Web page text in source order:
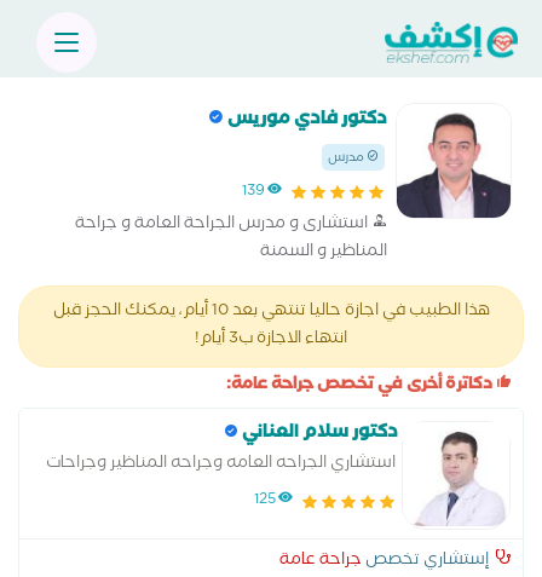
دكتور فادي موريس
مدرس
139
استشارى و مدرس الجراحة العامة و جراحة
المناظير و السمنة
هذا الطبيب في اجازة حاليا تنتهي بعد 10 أيام، يمكنك الحجز قبل
انتهاء الاجازة ب3 أيام!
دكاترة أخرى في تخصص جراحة عامة:
دكتور سلام العناني
استشاري الجراحه العامه وجراحه المناظير وجراحات
السمنه المفرطه125
إستشاري تخصص جراحة عامة